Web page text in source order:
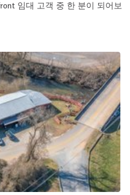
Office Shop Share
임대 고객 중 한 분이 되어보